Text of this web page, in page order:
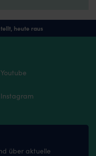
heute raus
Youtube
Instagram
über aktuelle